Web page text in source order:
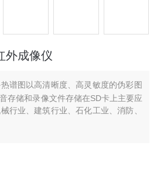
外成像仪
谱图以高清晰度、高灵敏度的伪彩图
存储和录像文件存储在SD卡上主要应
行业、建筑行业、石化工业、消防、